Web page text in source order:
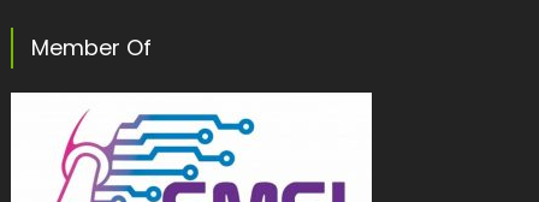
Member Of